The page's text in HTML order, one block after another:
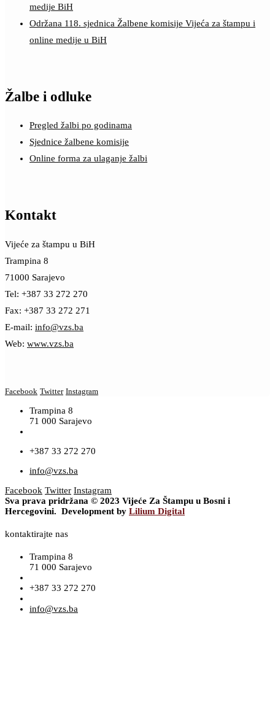
medije BiH
Održana 118. sjednica Žalbene komisije Vijeća za štampu i
online medije u BiH
Žalbe i odluke
Pregled žalbi po godinama
Sjednice žalbene komisije
Online forma za ulaganje žalbi
Kontakt
Vijeće za štampu u BiH
Trampina 8
71000 Sarajevo
Tel: +387 33 272 270
Fax: +387 33 272 271
E-mail: info@vzs.ba
Web: www.vzs.ba
Facebook Twitter Instagram
Trampina 8
71 000 Sarajevo
+387 33 272 270
info@vzs.ba
Facebook Twitter Instagram
Sva prava pridržana © 2023 Vijeće Za Štampu u Bosni i
Hercegovini. Development by Lilium Digital
kontaktirajte nas
Trampina 8
71 000 Sarajevo
+387 33 272 270
info@vzs.ba